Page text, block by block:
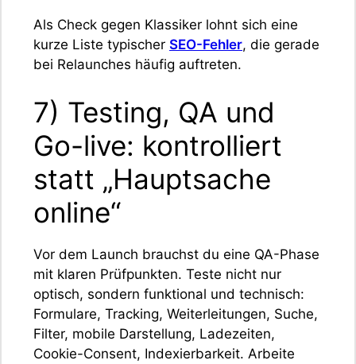
Als Check gegen Klassiker lohnt sich eine
kurze Liste typischer SEO-Fehler, die gerade
bei Relaunches häufig auftreten.
7) Testing, QA und
Go-live: kontrolliert
statt „Hauptsache
online“
Vor dem Launch brauchst du eine QA-Phase
mit klaren Prüfpunkten. Teste nicht nur
optisch, sondern funktional und technisch:
Formulare, Tracking, Weiterleitungen, Suche,
Filter, mobile Darstellung, Ladezeiten,
Cookie-Consent, Indexierbarkeit. Arbeite